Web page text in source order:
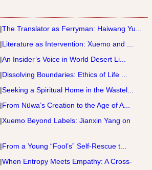
|The Translator as Ferryman: Haiwang Yu...
|Literature as Intervention: Xuemo and ...
|An Insider’s Voice in World Desert Li...
|Dissolving Boundaries: Ethics of Life ...
|Seeking a Spiritual Home in the Wastel...
|From Nüwa’s Creation to the Age of A...
|Xuemo Beyond Labels: Jianxin Yang on
|From a Young “Fool’s” Self-Rescue t...
|When Entropy Meets Empathy: A Cross-